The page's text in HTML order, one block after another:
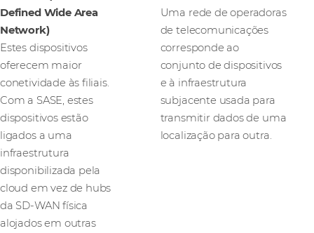
Defined Wide Area
Network)
Estes dispositivos
oferecem maior
conetividade às filiais.
Com a SASE, estes
dispositivos estão
ligados a uma
infraestrutura
disponibilizada pela
cloud em vez de hubs
da SD-WAN física
alojados em outras
Uma rede de operadoras
de telecomunicações
corresponde ao
conjunto de dispositivos
e à infraestrutura
subjacente usada para
transmitir dados de uma
localização para outra.